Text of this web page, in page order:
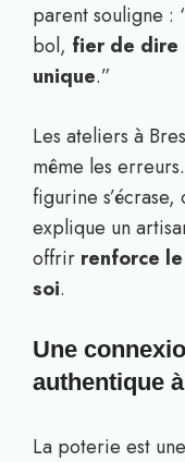
parent souligne
bol, fier de dire
unique.”
Les ateliers à
même les
figurine
explique un
offrir renforce
soi.
Une
authentique
La poterie est